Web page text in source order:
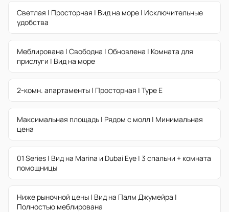
Светлая | Просторная | Вид на море | Исключительные
удобства
Меблирована | Свободна | Обновлена | Комната для
прислуги | Вид на море
2-комн. апартаменты | Просторная | Type E
Максимальная площадь | Рядом с молл | Минимальная
цена
01 Series | Вид на Marina и Dubai Eye | 3 спальни + комната
помощницы
Ниже рыночной цены | Вид на Палм Джумейра |
Полностью меблирована